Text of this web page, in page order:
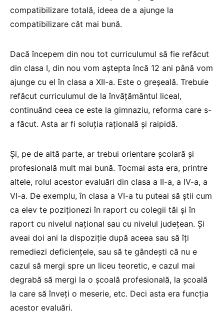
compatibilizare totală, ideea de a ajunge la
compatibilizare cât mai bună.
Dacă începem din nou tot curriculumul să fie refăcut
din clasa I, din nou vom aștepta încă 12 ani până vom
ajunge cu el în clasa a XII-a. Este o greșeală. Trebuie
refăcut curriculumul de la învățământul liceal,
continuând ceea ce este la gimnaziu, reforma care s-
a făcut. Asta ar fi soluția rațională și raipidă.
Și, pe de altă parte, ar trebui orientare școlară și
profesională mult mai bună. Tocmai asta era, printre
altele, rolul acestor evaluări din clasa a II-a, a IV-a, a
VI-a. De exemplu, în clasa a VI-a tu puteai să știi cum
ca elev te poziționezi în raport cu colegii tăi și în
raport cu nivelul național sau cu nivelul județean. Și
aveai doi ani la dispoziție după aceea sau să îți
remediezi deficiențele, sau să te gândești că nu e
cazul să mergi spre un liceu teoretic, e cazul mai
degrabă să mergi la o școală profesională, la școală
la care să înveți o meserie, etc. Deci asta era funcția
acestor evaluări.